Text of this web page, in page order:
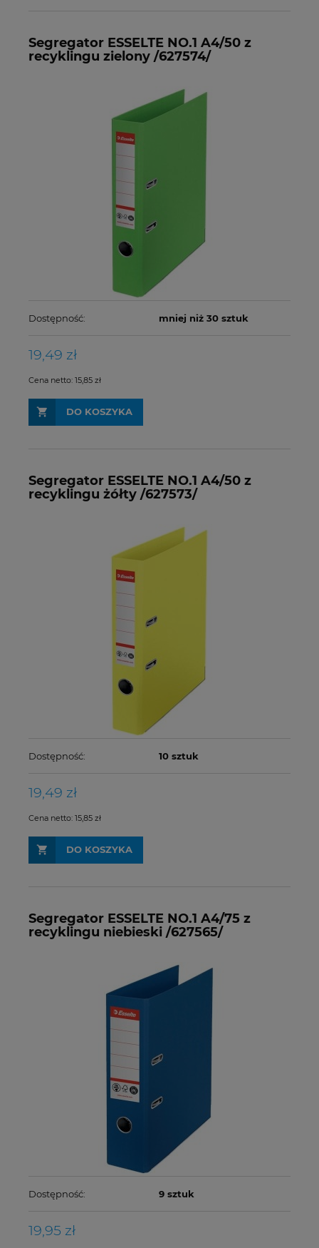
Segregator ESSELTE NO.1 A4/50 z
recyklingu zielony /627574/
Dostępność: mniej niż 30 sztuk
19,49 zł
Cena netto: 15,85 zł
DO KOSZYKA
Segregator ESSELTE NO.1 A4/50 z
recyklingu żółty /627573/
Dostępność: 10 sztuk
19,49 zł
Cena netto: 15,85 zł
DO KOSZYKA
Segregator ESSELTE NO.1 A4/75 z
recyklingu niebieski /627565/
Dostępność: 9 sztuk
19,95 zł